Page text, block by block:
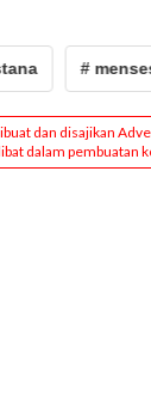
# mensesneg